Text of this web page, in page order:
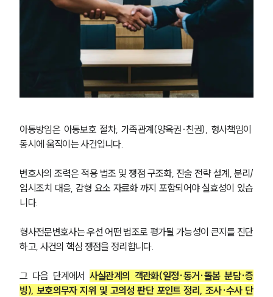
아동방임은 아동보호 절차, 가족관계(양육권·친권), 형사책임이
동시에 움직이는 사건입니다.
변호사의 조력은 적용 법조 및 쟁점 구조화, 진술 전략 설계, 분리/
임시조치 대응, 감형 요소 자료화 까지 포함되어야 실효성이 있습
니다.
형사전문변호사는 우선 어떤 법조로 평가될 가능성이 큰지를 진단
하고, 사건의 핵심 쟁점을 정리합니다.
그 다음 단계에서 사실관계의 객관화(일정·동거·돌봄 분담·증
빙), 보호의무자 지위 및 고의성 판단 포인트 정리, 조사·수사 단